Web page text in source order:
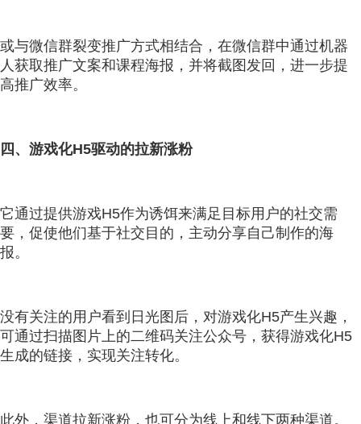
或与微信群裂变推广方式相结合，在微信群中通过机器
人获取推广文案和课程海报，并将截图发回，进一步提
高推广效率。
四、游戏化H5驱动的拉新涨粉
它通过提供游戏H5作为诱饵来满足目标用户的社交需
要，促使他们基于社交目的，主动分享自己制作的海
报。
没有关注的用户看到日光图后，对游戏化H5产生兴趣，
可通过扫描图片上的二维码关注公众号，获得游戏化H5
生成的链接，实现关注转化。
此外，渠道拉新涨粉，也可分为线上和线下两种渠道。